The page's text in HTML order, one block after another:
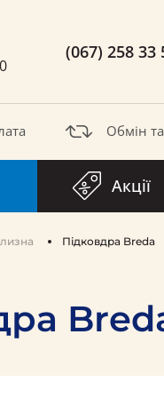
(067) 258 33
Обмін
Акції
Підковдра Breda